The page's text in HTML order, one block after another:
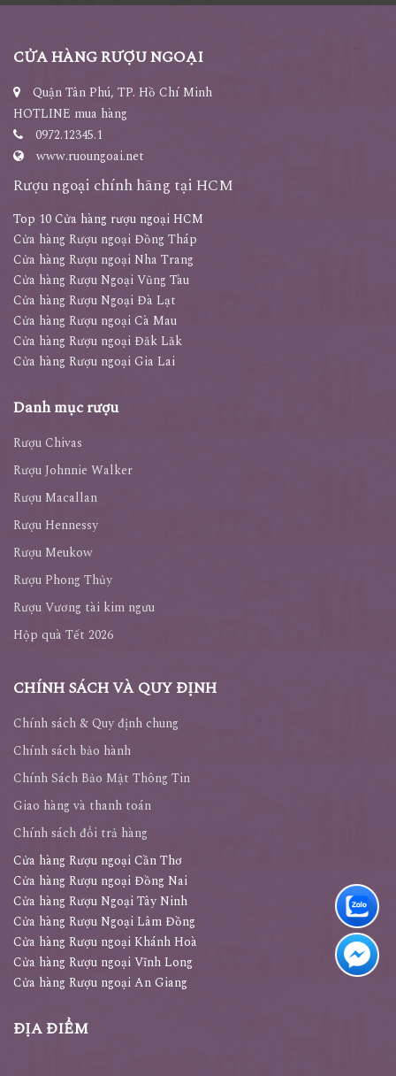
CỬA HÀNG RƯỢU NGOẠI
Quận Tân Phú, TP. Hồ Chí Minh
HOTLINE mua hàng
0972.12345.1
www.ruoungoai.net
Rượu ngoại chính hãng tại HCM
Top 10 Cửa hàng rượu ngoại HCM
Cửa hàng Rượu ngoại Đồng Tháp
Cửa hàng Rượu ngoại Nha Trang
Cửa hàng Rượu Ngoại Vũng Tàu
Cửa hàng Rượu Ngoại Đà Lạt
Cửa hàng Rượu ngoại Cà Mau
Cửa hàng Rượu ngoại Đăk Lăk
Cửa hàng Rượu ngoại Gia Lai
Danh mục rượu
Rượu Chivas
Rượu Johnnie Walker
Rượu Macallan
Rượu Hennessy
Rượu Meukow
Rượu Phong Thủy
Rượu Vương tài kim ngưu
Hộp quà Tết 2026
CHÍNH SÁCH VÀ QUY ĐỊNH
Chính sách & Quy định chung
Chính sách bảo hành
Chính Sách Bảo Mật Thông Tin
Giao hàng và thanh toán
Chính sách đổi trả hàng
Cửa hàng Rượu ngoại Cần Thơ
Cửa hàng Rượu ngoại Đồng Nai
Cửa hàng Rượu Ngoại Tây Ninh
Cửa hàng Rượu Ngoại Lâm Đồng
Cửa hàng Rượu ngoại Khánh Hoà
Cửa hàng Rượu ngoại Vĩnh Long
Cửa hàng Rượu ngoại An Giang
ĐỊA ĐIỂM